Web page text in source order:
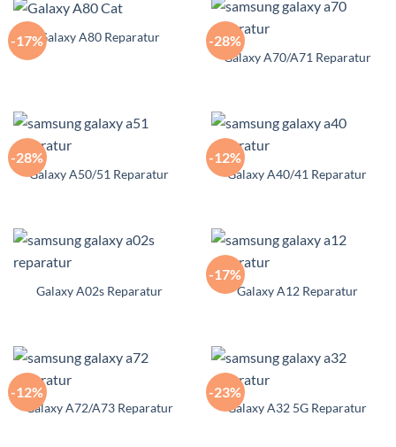
-17%Galaxy A80 Reparatur -28%
Galaxy A70/A71 Reparatur
-28%
Galaxy A50/51 Reparatur
-12%
Galaxy A40/41 Reparatur
Galaxy A02s Reparatur
-17%
Galaxy A12 Reparatur
-12%
Galaxy A72/A73 Reparatur
-23%
Galaxy A32 5G Reparatur